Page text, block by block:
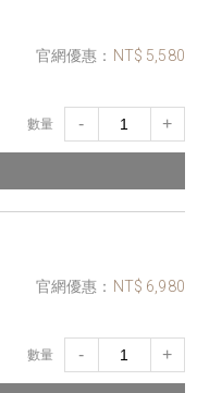
官網優惠： NT$ 5,580
數量 - +
官網優惠： NT$ 6,980
數量 - +